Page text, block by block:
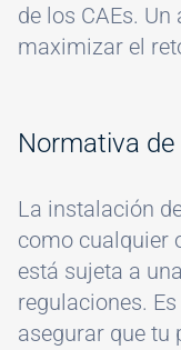
de los CAEs.
maximizar el
Normativa
La instalación
como cualquier
está sujeta a
regulaciones.
asegurar que tu